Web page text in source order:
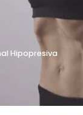
Hipopresiva